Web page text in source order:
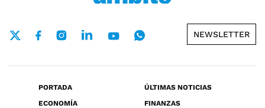
NEWSLETTER
PORTADA
ÚLTIMAS NOTICIAS
ECONOMÍA
FINANZAS